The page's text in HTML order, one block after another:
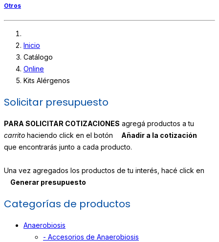
Otros
Inicio
Catálogo
Online
Kits Alérgenos
Solicitar presupuesto
PARA SOLICITAR COTIZACIONES agregá productos a tu
carrito haciendo click en el botón
Añadir a la cotización
que encontrarás junto a cada producto.
Una vez agregados los productos de tu interés, hacé click en
Generar presupuesto
Categorías de productos
Anaerobiosis
- Accesorios de Anaerobiosis